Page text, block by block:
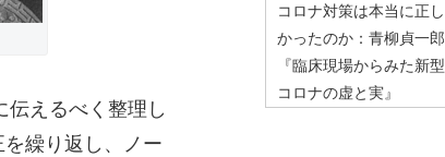
伝えるべく整理し
繰り返し、ノー
コロナ対策は本当に正し
かったのか：青柳貞一郎
『臨床現場からみた新型
コロナの虚と実』